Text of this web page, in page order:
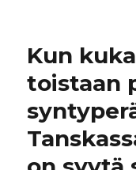
Kun
toistaan